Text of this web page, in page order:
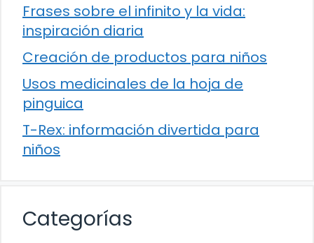
Frases sobre el infinito y la vida:
inspiración diaria
Creación de productos para niños
Usos medicinales de la hoja de
pinguica
T-Rex: información divertida para
niños
Categorías